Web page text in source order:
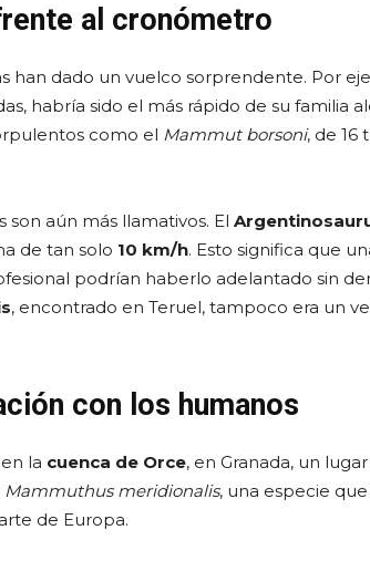
al cronómetro
han dado un vuelco sorprendente. Por
habría sido el más rápido de su familia
como el Mammut borsoni, de 16
son aún más llamativos. El
de tan solo 10 km/h. Esto significa que
podrían haberlo adelantado sin
, encontrado en Teruel, tampoco era un
con los humanos
la cuenca de Orce, en Granada, un
Mammuthus meridionalis, una especie
de Europa.